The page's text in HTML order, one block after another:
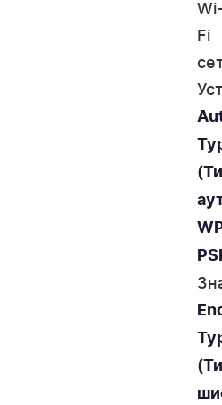
Wi-
Fi